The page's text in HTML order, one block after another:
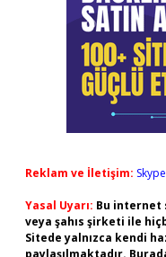
Reklam ve İletişim:
Yasal Uyarı: Bu internet
veya şahıs şirketi ile
Sitede yalnızca kendi
paylaşılmaktadır.